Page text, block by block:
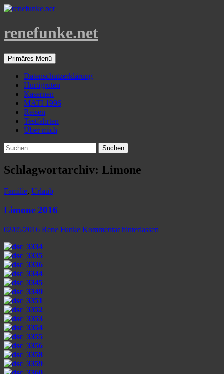
Zum
renefunke.net
Suchen
Primäres Menü
Datenschutzerklärung
Hurtigruten
Kasernen
MATI 1996
Reisen
Testfahrten
Über mich
Suchen
nach:
Schlagwortarchiv: Limone
Familie, Urlaub
Limone 2016
02/05/2016 Rene Funke Kommentar hinterlassen